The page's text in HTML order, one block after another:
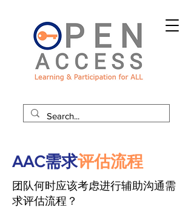
AAC需求评估流程
团队何时应该考虑进行辅助沟通需
求评估流程？